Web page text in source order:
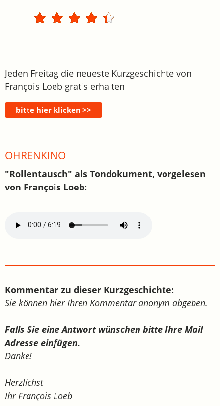
Jeden Freitag die neueste Kurzgeschichte von
François Loeb gratis erhalten
OHRENKINO
"Rollentausch" als Tondokument, vorgelesen
von François Loeb:
Kommentar zu dieser Kurzgeschichte:
Sie können hier Ihren Kommentar anonym abgeben.
Falls Sie eine Antwort wünschen bitte Ihre Mail
Adresse einfügen.
Danke!
Herzlichst
Ihr François Loeb